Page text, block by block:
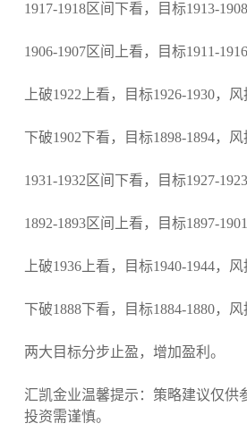
1917-1918区间下看，目标1913-
1906-1907区间上看，目标1911-
上破1922上看，目标1926-1930，风
下破1902下看，目标1898-1894，风
1931-1932区间下看，目标1927-
1892-1893区间上看，目标1897-
上破1936上看，目标1940-1944，风
下破1888下看，目标1884-1880，风
两大目标分步止盈，增加盈利。
汇凯金业温馨提示：策略建议仅供
投资需谨慎。